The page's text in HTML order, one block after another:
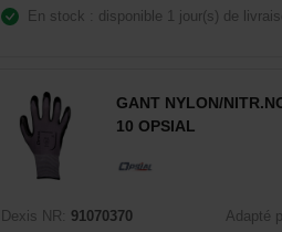
En stock : disponible 1 jour(s) de
GANT NYLON/
10 OPSIAL
Dexis NR:
91070370
Adapté